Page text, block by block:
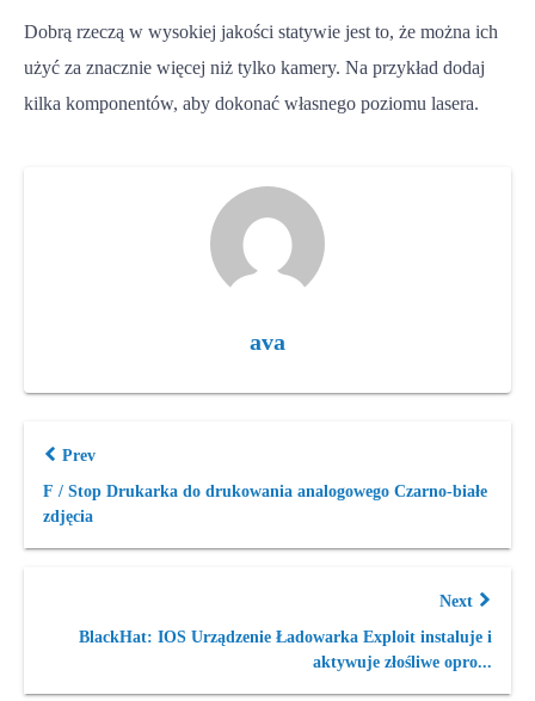
Dobrą rzeczą w wysokiej jakości statywie jest to, że można ich
użyć za znacznie więcej niż tylko kamery. Na przykład dodaj
kilka komponentów, aby dokonać własnego poziomu lasera.
ava
Prev
F / Stop Drukarka do drukowania analogowego Czarno-białe
zdjęcia
Next
BlackHat: IOS Urządzenie Ładowarka Exploit instaluje i
aktywuje złośliwe opro...